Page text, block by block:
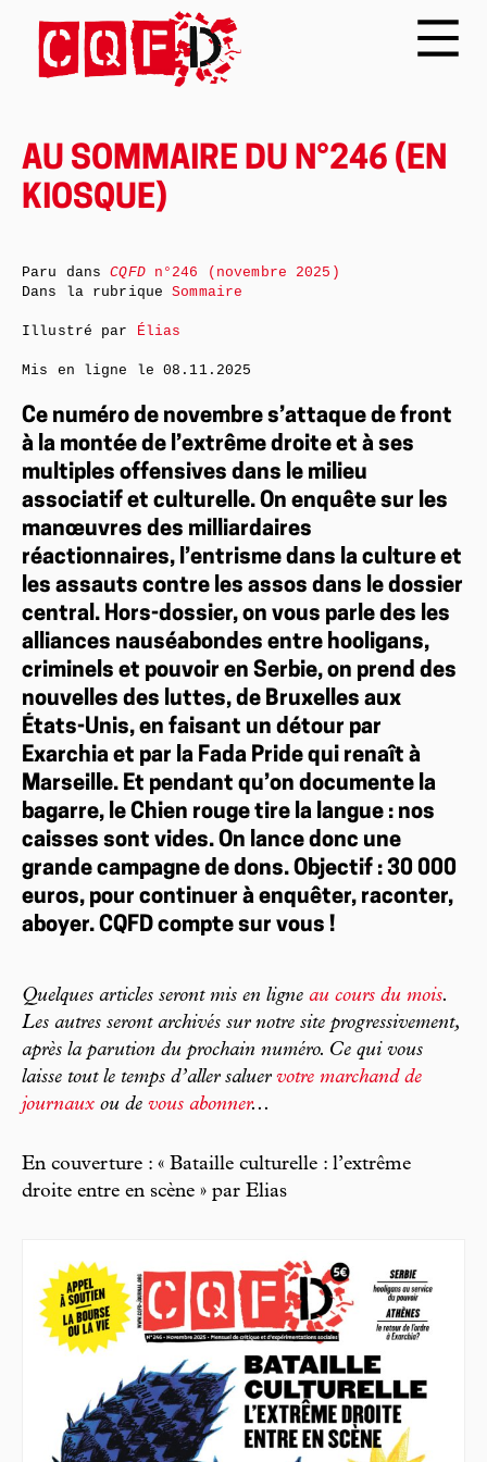
AU SOMMAIRE DU N°246 (EN
KIOSQUE)
Ce numéro de novembre s’attaque de front
à la montée de l’extrême droite et à ses
multiples offensives dans le milieu
associatif et culturelle. On enquête sur les
manœuvres des milliardaires
réactionnaires, l’entrisme dans la culture et
les assauts contre les assos dans le dossier
central. Hors-dossier, on vous parle des les
alliances nauséabondes entre hooligans,
criminels et pouvoir en Serbie, on prend des
nouvelles des luttes, de Bruxelles aux
États-Unis, en faisant un détour par
Exarchia et par la Fada Pride qui renaît à
Marseille. Et pendant qu’on documente la
bagarre, le Chien rouge tire la langue : nos
caisses sont vides. On lance donc une
grande campagne de dons. Objectif : 30 000
euros, pour continuer à enquêter, raconter,
aboyer. CQFD compte sur vous !
Quelques articles seront mis en ligne au cours du mois.
Les autres seront archivés sur notre site progressivement,
après la parution du prochain numéro. Ce qui vous
laisse tout le temps d’aller saluer votre marchand de
journaux ou de vous abonner...
En couverture : « Bataille culturelle : l’extrême
droite entre en scène » par Elias
Paru dansCQFDn°246 (novembre 2025)
Dans la rubriqueSommaire
Illustré par Élias
Mis en ligne le08.11.2025